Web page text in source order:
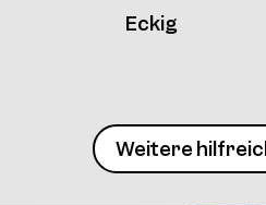
Eckig
Weitere